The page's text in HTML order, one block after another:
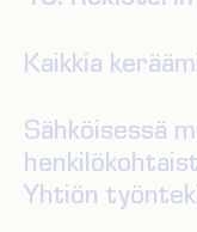
Kaikkia
Sähköisessä
Yhtiön